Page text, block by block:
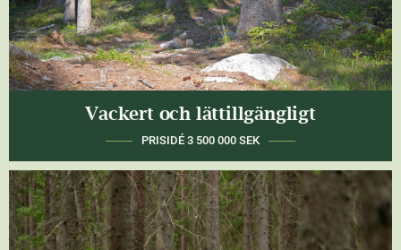
Vackert och lättillgängligt
BENGTSFORS 32 HA